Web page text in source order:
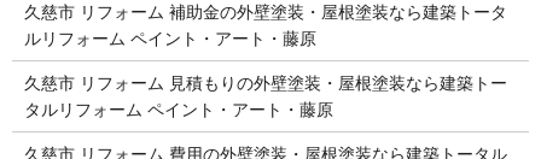
久慈市 リフォーム 補助金の外壁塗装・屋根塗装なら建築トータ
ルリフォーム ペイント・アート・藤原
久慈市 リフォーム 見積もりの外壁塗装・屋根塗装なら建築トー
タルリフォーム ペイント・アート・藤原
久慈市 リフォーム 費用の外壁塗装・屋根塗装なら建築トータル